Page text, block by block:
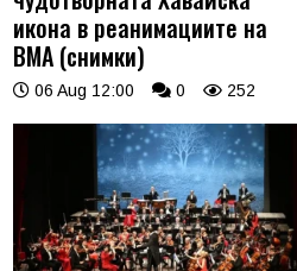
икона в реанимациите на
ВМА (снимки)
06 Aug 12:00 0 252